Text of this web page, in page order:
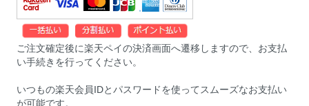
ご注文確定後に楽天ペイの決済画面へ遷移しますので、お支払
い手続きを行ってください。
いつもの楽天会員IDとパスワードを使ってスムーズなお支払い
が可能です。